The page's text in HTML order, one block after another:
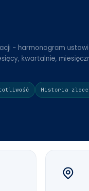
- harmonogram
kwartalnie,
Historia